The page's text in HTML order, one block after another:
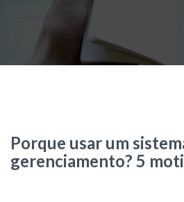
Porque usar um
gerenciamento? 5